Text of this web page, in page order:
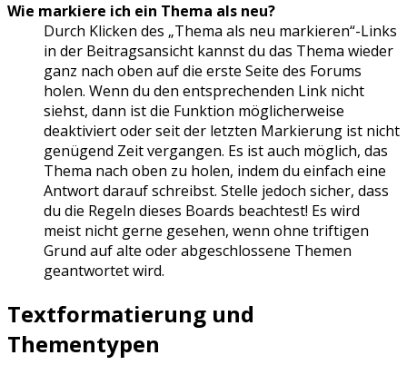
Wie markiere ich ein Thema als neu?
Durch Klicken des „Thema als neu markieren“-Links
in der Beitragsansicht kannst du das Thema wieder
ganz nach oben auf die erste Seite des Forums
holen. Wenn du den entsprechenden Link nicht
siehst, dann ist die Funktion möglicherweise
deaktiviert oder seit der letzten Markierung ist nicht
genügend Zeit vergangen. Es ist auch möglich, das
Thema nach oben zu holen, indem du einfach eine
Antwort darauf schreibst. Stelle jedoch sicher, dass
du die Regeln dieses Boards beachtest! Es wird
meist nicht gerne gesehen, wenn ohne triftigen
Grund auf alte oder abgeschlossene Themen
geantwortet wird.
Textformatierung und
Thementypen